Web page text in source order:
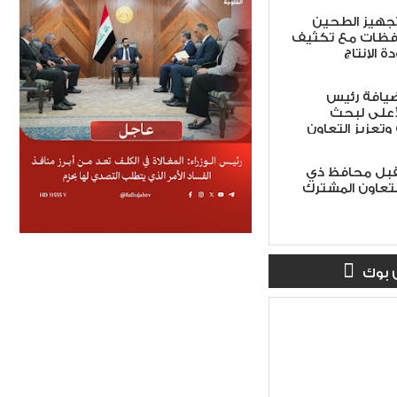
تجهيز الطحين
مع تكثيف
الإنتاج
رئيس
لبحث
وتعزيز التعاون
محافظ ذي
المشترك
بوك